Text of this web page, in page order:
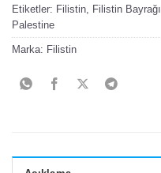
Etiketler: Filistin, Filistin Bayrağı
Palestine
Marka: Filistin